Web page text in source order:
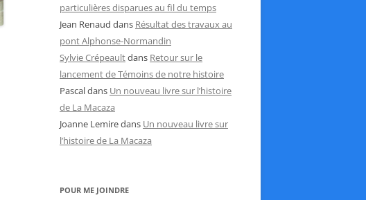
particulières disparues au fil du temps
Jean Renaud dans Résultat des travaux au
pont Alphonse-Normandin
Sylvie Crépeaultdans Retour sur le
lancement de Témoins de notre histoire
Pascaldans Un nouveau livre sur l’histoire
de La Macaza
Joanne Lemiredans Un nouveau livre sur
l’histoire de La Macaza
POUR ME JOINDRE